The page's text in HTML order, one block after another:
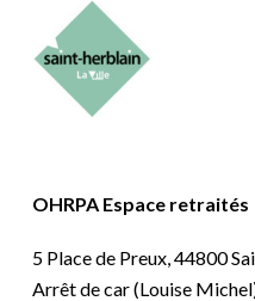
OHRPA Espace retraités
5 Place de Preux, 44800
Arrêt de car (Louise